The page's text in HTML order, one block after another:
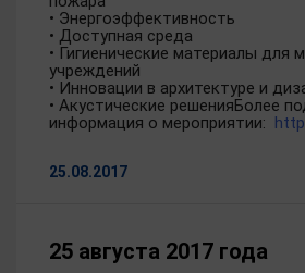
• Энергоэффективность
• Доступная среда
• Гигиенические материалы для
учреждений
• Инновации в архитектуре и
• Акустические решенияБолее
информация о мероприятии:
25.08.2017
25 августа 2017 года